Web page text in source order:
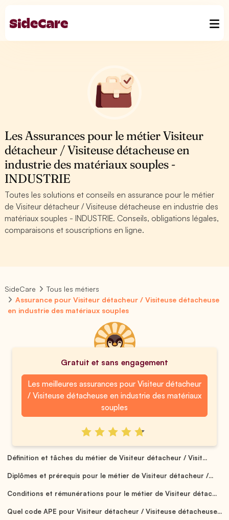
Les Assurances pour le métier Visiteur
détacheur / Visiteuse détacheuse en
industrie des matériaux souples -
INDUSTRIE
Toutes les solutions et conseils en assurance pour le métier
de Visiteur détacheur / Visiteuse détacheuse en industrie des
matériaux souples - INDUSTRIE. Conseils, obligations légales,
comparaisons et souscriptions en ligne.
SideCare
Tous les métiers
Assurance pour Visiteur détacheur / Visiteuse détacheuse
en industrie des matériaux souples
Gratuit et sans engagement
Les meilleures assurances pour Visiteur détacheur
/ Visiteuse détacheuse en industrie des matériaux
souples
Définition et tâches du métier de Visiteur détacheur / Visit...
Diplômes et prérequis pour le métier de Visiteur détacheur /...
Conditions et rémunérations pour le métier de Visiteur détac...
Quel code APE pour Visiteur détacheur / Visiteuse détacheuse...